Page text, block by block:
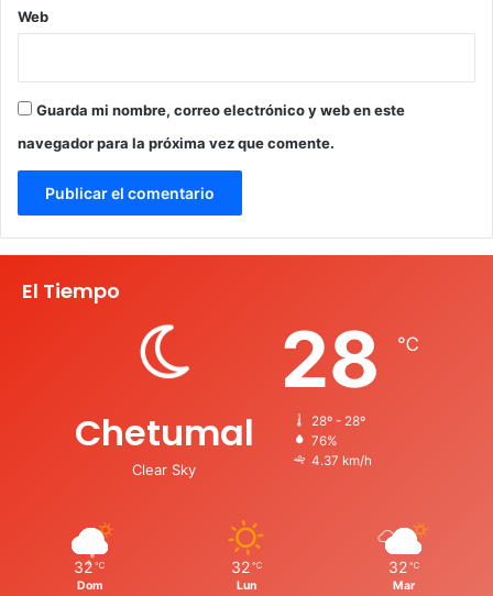
Web
Guarda mi nombre, correo electrónico y web en este
navegador para la próxima vez que comente.
El Tiempo
Chetumal
Clear Sky
28 ℃
28º - 28º
76%
4.37 km/h
32 ℃
Dom
32 ℃
Lun
32 ℃
Mar